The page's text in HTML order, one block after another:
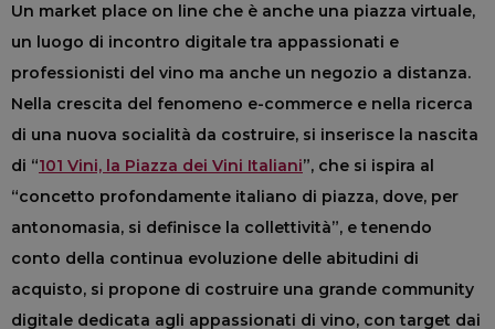
Un market place on line che è anche una piazza virtuale,
un luogo di incontro digitale tra appassionati e
professionisti del vino ma anche un negozio a distanza.
Nella crescita del fenomeno e-commerce e nella ricerca
di una nuova socialità da costruire, si inserisce la nascita
di “101 Vini, la Piazza dei Vini Italiani”, che si ispira al
“concetto profondamente italiano di piazza, dove, per
antonomasia, si definisce la collettività”, e tenendo
conto della continua evoluzione delle abitudini di
acquisto, si propone di costruire una grande community
digitale dedicata agli appassionati di vino, con target dai